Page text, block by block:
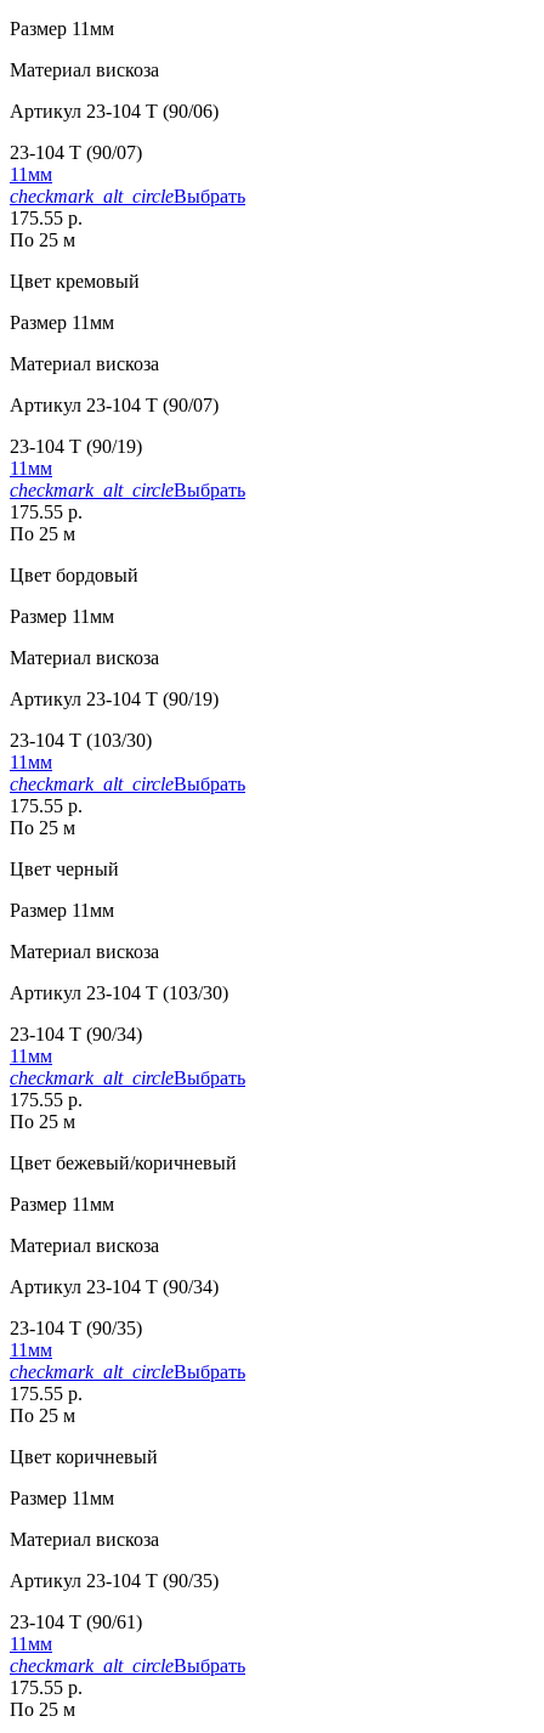
Размер 11мм
Материал вискоза
Артикул 23-104 T (90/06)
23-104 T (90/07)
11мм
checkmark_alt_circleВыбрать
175.55 р.
По 25 м
Цвет кремовый
Размер 11мм
Материал вискоза
Артикул 23-104 T (90/07)
23-104 T (90/19)
11мм
checkmark_alt_circleВыбрать
175.55 р.
По 25 м
Цвет бордовый
Размер 11мм
Материал вискоза
Артикул 23-104 T (90/19)
23-104 T (103/30)
11мм
checkmark_alt_circleВыбрать
175.55 р.
По 25 м
Цвет черный
Размер 11мм
Материал вискоза
Артикул 23-104 T (103/30)
23-104 T (90/34)
11мм
checkmark_alt_circleВыбрать
175.55 р.
По 25 м
Цвет бежевый/коричневый
Размер 11мм
Материал вискоза
Артикул 23-104 T (90/34)
23-104 T (90/35)
11мм
checkmark_alt_circleВыбрать
175.55 р.
По 25 м
Цвет коричневый
Размер 11мм
Материал вискоза
Артикул 23-104 T (90/35)
23-104 T (90/61)
11мм
checkmark_alt_circleВыбрать
175.55 р.
По 25 м